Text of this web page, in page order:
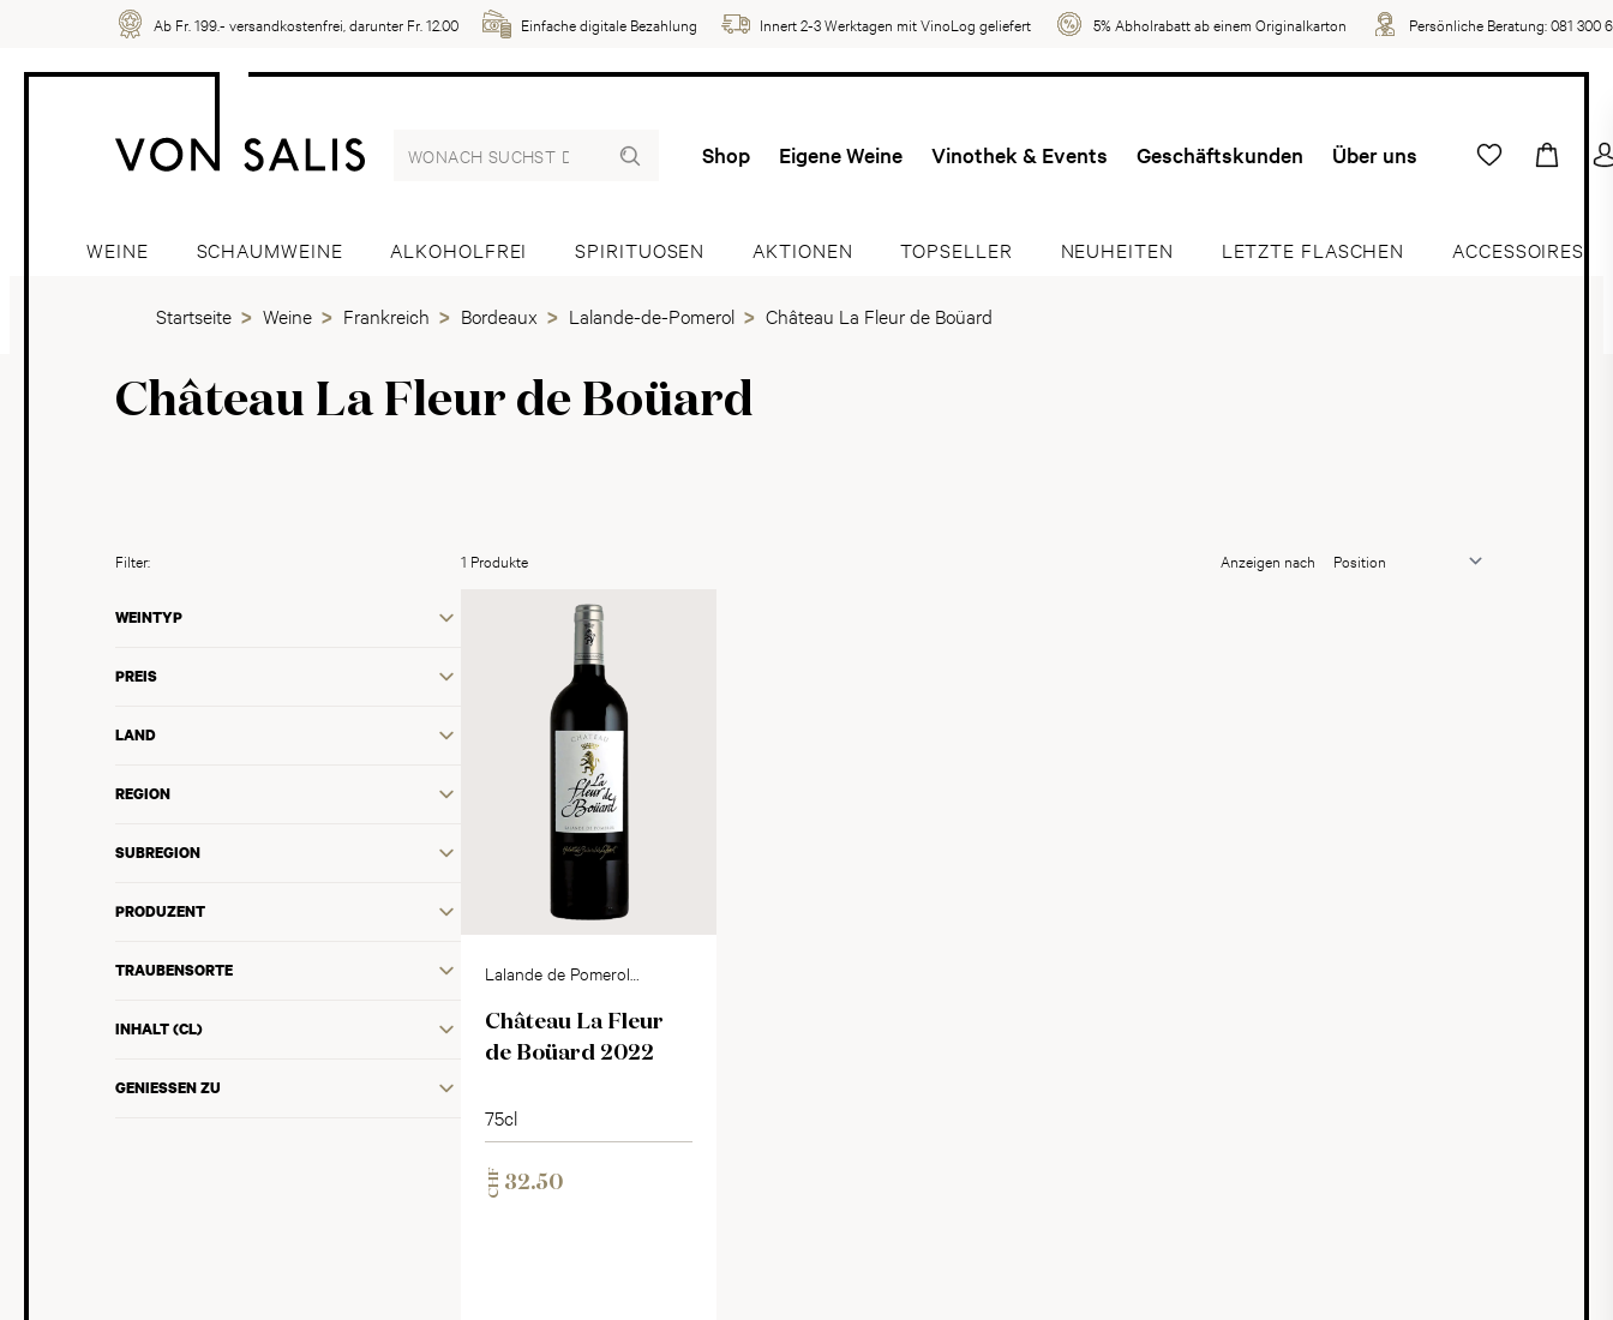
Ab Fr. 199.- versandkostenfrei, darunter Fr. 12.00 Einfache digitale Bezahlung Innert 2-3 Werktagen mit VinoLog geliefert 5% Abholrabatt ab einem Originalkarton Persönliche Beratung:081 300
Shop Eigene Weine Vinothek & Events Geschäftskunden Über uns
WEINE SCHAUMWEINE ALKOHOLFREI SPIRITUOSEN AKTIONEN TOPSELLER NEUHEITEN LETZTE FLASCHEN ACCESSOIRES
Startseite Weine Frankreich Bordeaux Lalande-de-Pomerol Château La Fleur de Boüard
Château La Fleur de Boüard
Filter:
WEINTYP
PREIS
LAND
REGION
SUBREGION
PRODUZENT
TRAUBENSORTE
INHALT (CL)
GENIESSEN ZU
1 Produkte Anzeigen nach
Lalande de Pomerol
Château La Fleur
de Boüard 2022
75cl
CHF 32.50